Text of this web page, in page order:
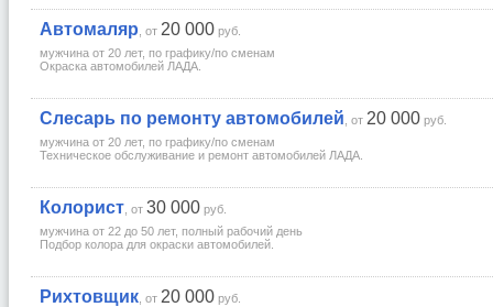
Автомаляр , от 20 000 руб.
мужчина от 20 лет,по графику/по сменам
Окраска автомобилей ЛАДА.
Слесарь по ремонту автомобилей , от 20 000 руб.
мужчина от 20 лет,по графику/по сменам
Техническое обслуживание и ремонт автомобилей ЛАДА.
Колорист , от30 000 руб.
мужчина от 22 до 50 лет,полный рабочий день
Подбор колора для окраски автомобилей.
Рихтовщик , от 20 000 руб.